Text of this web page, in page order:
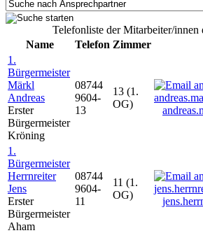
Telefonliste der Mitarbeiter/innen
Name
Telefon Zimmer
1.
Bürgermeister
Märkl
Andreas
Erster
Bürgermeister
Kröning
08744
9604-
13
13 (1.
OG)
1.
Bürgermeister
Herrnreiter
Jens
Erster
Bürgermeister
Aham
08744
9604-
11
11 (1.
OG)